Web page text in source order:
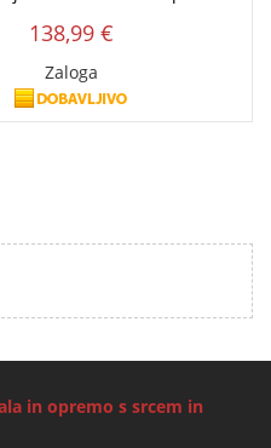
138,99 €
Zaloga
in opremo s srcem in